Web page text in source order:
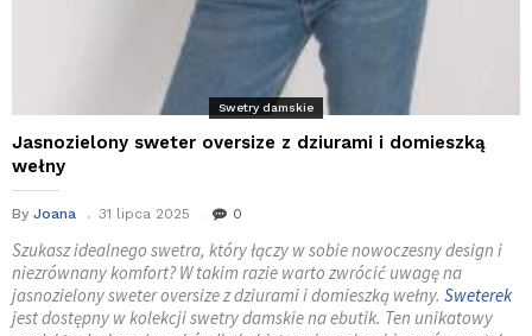
Swetry damskie
Jasnozielony sweter oversize z dziurami i domieszką
wełny
By Joana 31 lipca 2025 0
Szukasz idealnego swetra, który łączy w sobie nowoczesny design i
niezrównany komfort? W takim razie warto zwrócić uwagę na
jasnozielony sweter oversize z dziurami i domieszką wełny. Sweterek
jest dostępny w kolekcji swetry damskie na ebutik. Ten unikatowy